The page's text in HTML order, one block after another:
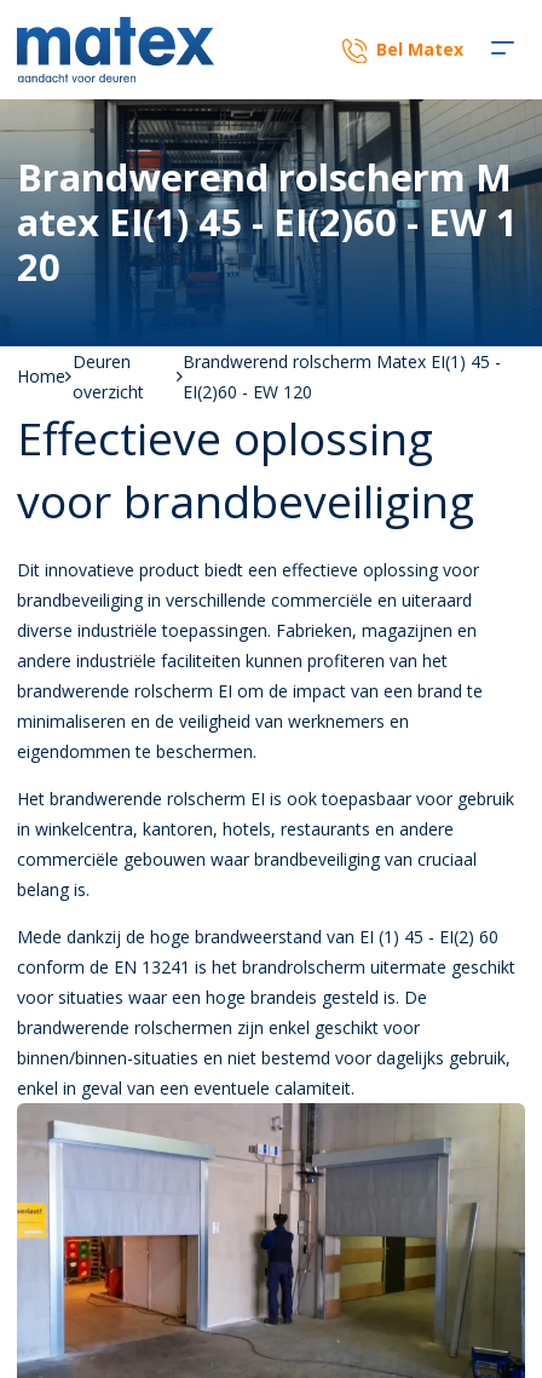
Bel Matex
Brandwerend rolscherm M
atex EI(1) 45 - EI(2)60 - EW 1
20
Home
Deuren
overzicht
Brandwerend rolscherm Matex EI(1) 45 -
EI(2)60 - EW 120
Effectieve oplossing
voor brandbeveiliging
Dit innovatieve product biedt een effectieve oplossing voor
brandbeveiliging in verschillende commerciële en uiteraard
diverse industriële toepassingen. Fabrieken, magazijnen en
andere industriële faciliteiten kunnen profiteren van het
brandwerende rolscherm EI om de impact van een brand te
minimaliseren en de veiligheid van werknemers en
eigendommen te beschermen.
Het brandwerende rolscherm EI is ook toepasbaar voor gebruik
in winkelcentra, kantoren, hotels, restaurants en andere
commerciële gebouwen waar brandbeveiliging van cruciaal
belang is.
Mede dankzij de hoge brandweerstand van EI (1) 45 - EI(2) 60
conform de EN 13241 is het brandrolscherm uitermate geschikt
voor situaties waar een hoge brandeis gesteld is. De
brandwerende rolschermen zijn enkel geschikt voor
binnen/binnen-situaties en niet bestemd voor dagelijks gebruik,
enkel in geval van een eventuele calamiteit.